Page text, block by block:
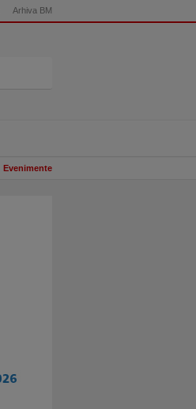
Arhiva BM
Evenimente